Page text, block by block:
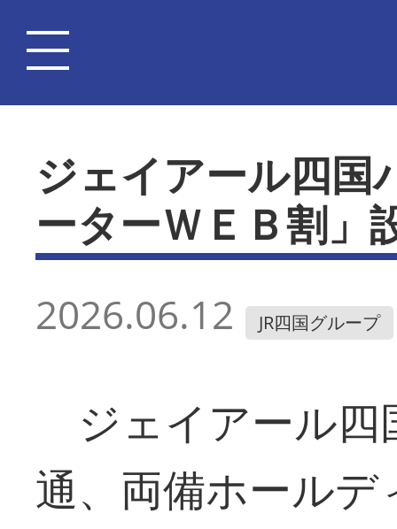
ジェイアール四
ーターＷＥＢ割」
2026.06.12 JR四国グループ
ジェイアール四
通、両備ホール